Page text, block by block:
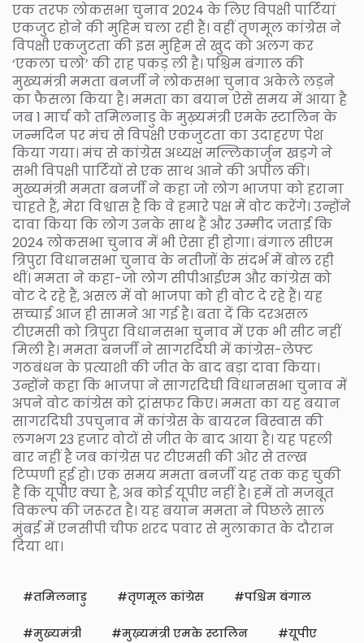
एक तरफ लोकसभा चुनाव 2024 के लिए विपक्षी पार्टियां
एकजुट होने की मुहिम चला रही हैं। वहीं तृणमूल कांग्रेस ने
विपक्षी एकजुटता की इस मुहिम से खुद को अलग कर
‘एकला चलो’ की राह पकड़ ली है। पश्चिम बंगाल की
मुख्यमंत्री ममता बनर्जी ने लोकसभा चुनाव अकेले लड़ने
का फैसला किया है। ममता का बयान ऐसे समय में आया है
जब 1 मार्च को तमिलनाडु के मुख़्यमंत्री एमके स्टालिन के
जन्मदिन पर मंच से विपक्षी एकजुटता का उदाहरण पेश
किया गया। मंच से कांग्रेस अध्यक्ष मल्लिकार्जुन खड़गे ने
सभी विपक्षी पार्टियों से एक साथ आने की अपील की।
मुख्यमंत्री ममता बनर्जी ने कहा जो लोग भाजपा को हराना
चाहते हैं, मेरा विश्वास है कि वे हमारे पक्ष में वोट करेंगे। उन्होंने
दावा किया कि लोग उनके साथ हैं और उम्मीद जताई कि
2024 लोकसभा चुनाव में भी ऐसा ही होगा। बंगाल सीएम
त्रिपुरा विधानसभा चुनाव के नतीजों के संदर्भ में बोल रही
थीं। ममता ने कहा-जो लोग सीपीआईएम और कांग्रेस को
वोट दे रहे हैं, असल में वो भाजपा को ही वोट दे रहे हैं। यह
सच्चाई आज ही सामने आ गई है। बता दें कि दरअसल
टीएमसी को त्रिपुरा विधानसभा चुनाव में एक भी सीट नहीं
मिली है। ममता बनर्जी ने सागरदिघी में कांग्रेस-लेफ्ट
गठबंधन के प्रत्याशी की जीत के बाद बड़ा दावा किया।
उन्होंने कहा कि भाजपा ने सागरदिघी विधानसभा चुनाव में
अपने वोट कांग्रेस को ट्रांसफर किए। ममता का यह बयान
सागरदिघी उपचुनाव में कांग्रेस के बायरन बिस्वास की
लगभग 23 हजार वोटों से जीत के बाद आया है। यह पहली
बार नहीं है जब कांग्रेस पर टीएमसी की ओर से तल्ख
टिप्पणी हुई हो। एक समय ममता बनर्जी यह तक कह चुकी
हैं कि यूपीए क्या है, अब कोई यूपीए नहीं है। हमें तो मजबूत
विकल्प की जरूरत है। यह बयान ममता ने पिछले साल
मुंबई में एनसीपी चीफ शरद पवार से मुलाकात के दौरान
दिया था।
तमिलनाडु तृणमूल कांग्रेस पश्चिम बंगाल
मुख्यमंत्री मुख़्यमंत्री एमके स्टालिन यूपीए